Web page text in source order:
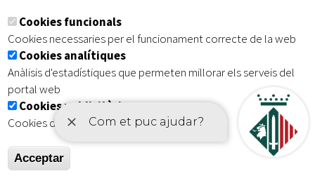
Subscriu-te al nostre butlletí
Inici | Avís legal | Protecció de dades
| Accessibilitat
Cookies funcionals
Cookies necessaries per el funcionament correcte de la web
Cookies analítiques
Anàlisis d'estadístiques que permeten millorar els serveis del
portal web
Cookies publicitàries
Cookies de tercers amb finalitat publicitària
Acceptar